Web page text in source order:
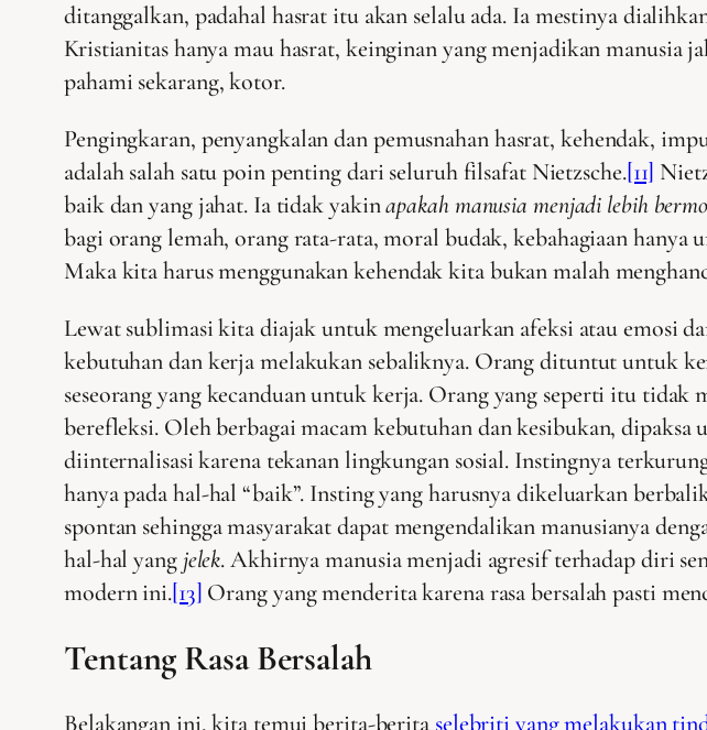
ditanggalkan, padahal hasrat itu akan selalu ada. Ia mestinya
Kristianitas hanya mau hasrat, keinginan yang menjadikan manusia
pahami sekarang, kotor.
Pengingkaran, penyangkalan dan pemusnahan hasrat, kehendak,
adalah salah satu poin penting dari seluruh filsafat Nietzsche.[11]
baik dan yang jahat. Ia tidak yakinapakah manusia menjadi lebih
bagi orang lemah, orang rata-rata, moral budak, kebahagiaan
Maka kita harus menggunakan kehendak kita bukan malah
Lewat sublimasi kita diajak untuk mengeluarkan afeksi atau emosi
kebutuhan dan kerja melakukan sebaliknya. Orang dituntut untuk
seseorang yang kecanduan untuk kerja. Orang yang seperti itu
berefleksi. Oleh berbagai macam kebutuhan dan kesibukan,
diinternalisasi karena tekanan lingkungan sosial. Instingnya
hanya pada hal-hal “baik”. Insting yang harusnya dikeluarkan
spontan sehingga masyarakat dapat mengendalikan manusianya
hal-hal yang jelek. Akhirnya manusia menjadi agresif terhadap diri
modern ini.[13] Orang yang menderita karena rasa bersalah pasti
Tentang Rasa Bersalah
Belakangan ini, kita temui berita-berita selebriti yang melakukan